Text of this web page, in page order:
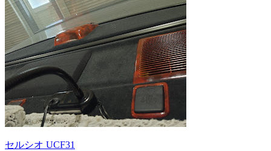
セルシオ UCF31